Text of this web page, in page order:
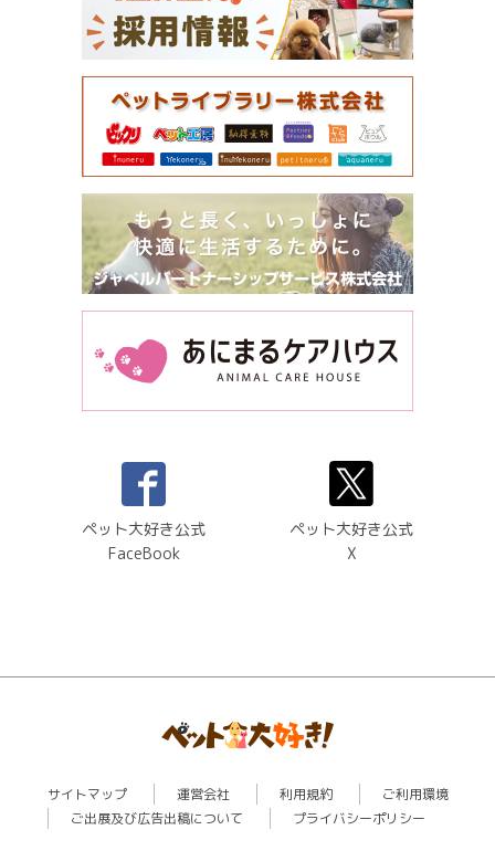
ペット大好き公式
FaceBook
ペット大好き公式
X
サイトマップ 運営会社 利用規約
ご利用環境
ご出展及び広告出稿について
プライバシーポリシー